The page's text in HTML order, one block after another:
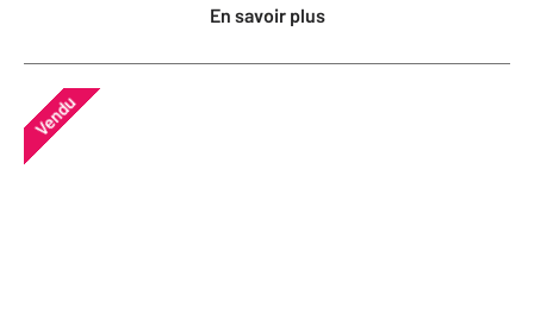
En savoir plus
Vendu